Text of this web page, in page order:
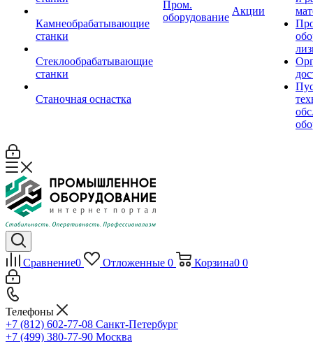
Камнеобрабатывающие
станки
Стеклообрабатывающие
станки
Станочная оснастка
Пром.
оборудование
Акции
Сравнение0 Отложенные 0 Корзина0 0
Телефоны
+7 (812) 602-77-08 Санкт-Петербург
+7 (499) 380-77-90 Москва